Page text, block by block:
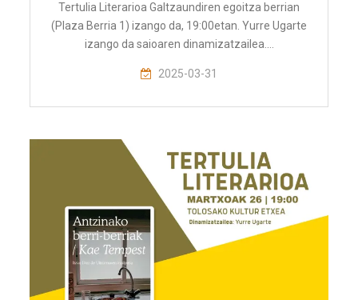
Tertulia Literarioa Galtzaundiren egoitza berrian
(Plaza Berria 1) izango da, 19:00etan. Yurre Ugarte
izango da saioaren dinamizatzailea.…
2025-03-31